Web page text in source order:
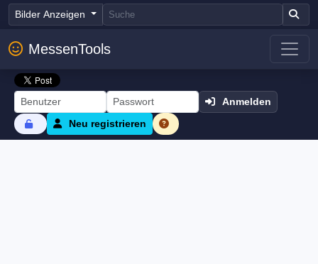
Bilder Anzeigen
MessenTools
Anmelden
Neu registrieren